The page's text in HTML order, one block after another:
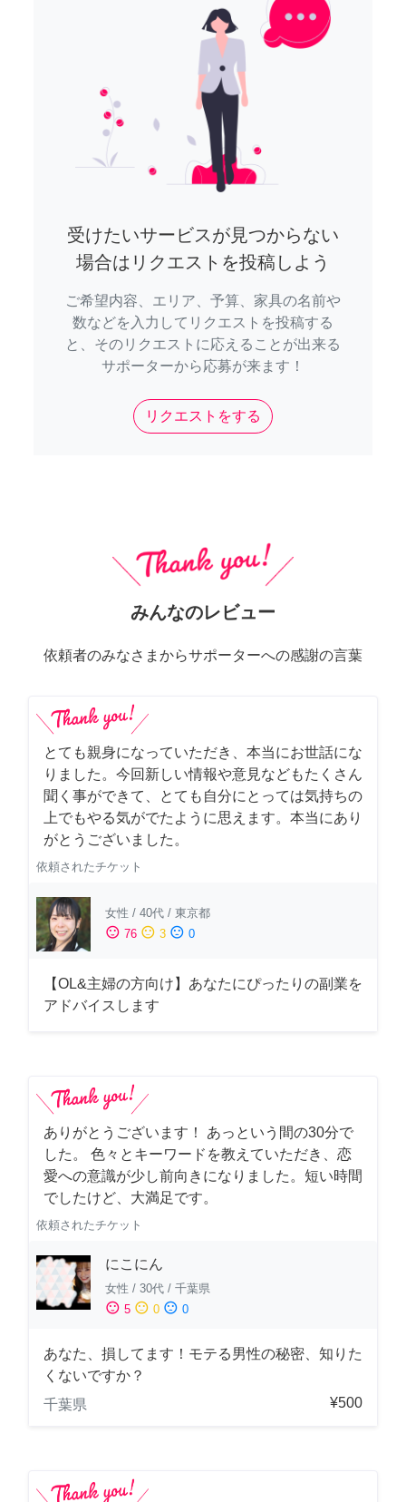
受けたいサービスが見つからない
場合はリクエストを投稿しよう
ご希望内容、エリア、予算、家具の名前や
数などを入力してリクエストを投稿する
と、そのリクエストに応えることが出来る
サポーターから応募が来ます！
リクエストをする
みんなのレビュー
依頼者のみなさまからサポーターへの感謝の言葉
とても親身になっていただき、本当にお世話にな
りました。今回新しい情報や意見などもたくさん
聞く事ができて、とても自分にとっては気持ちの
上でもやる気がでたように思えます。本当にあり
がとうございました。
依頼されたチケット
女性 / 40代 / 東京都
sentiment_satisfied 76 sentiment_neutral 3 sentiment_dissatisfied 0
【OL&主婦の方向け】あなたにぴったりの副業を
アドバイスします
ありがとうございます！ あっという間の30分で
した。 色々とキーワードを教えていただき、恋
愛への意識が少し前向きになりました。短い時間
でしたけど、大満足です。
依頼されたチケット
にこにん
女性 / 30代 / 千葉県
sentiment_satisfied 5 sentiment_neutral 0 sentiment_dissatisfied 0
あなた、損してます！モテる男性の秘密、知りた
くないですか？
千葉県
¥500